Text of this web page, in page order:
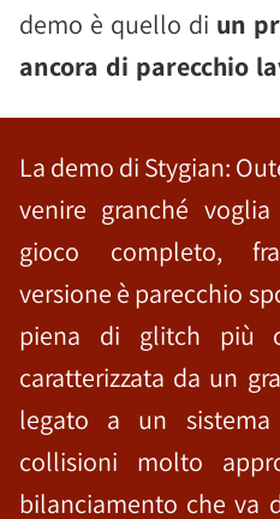
demo è quello di un
ancora di parecchio
La demo di Stygian:
venire granché
gioco completo,
versione è parecchio
piena di glitch più
caratterizzata da un
legato a un
collisioni molto
bilanciamento che va